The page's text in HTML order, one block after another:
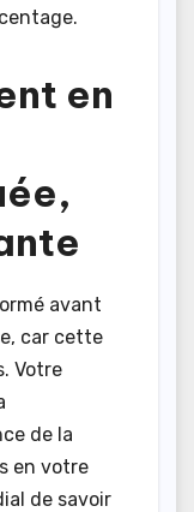
en
avant
car cette
Votre
de la
en votre
de savoir